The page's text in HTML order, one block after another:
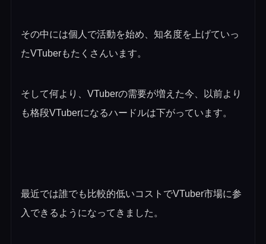
その中には個人で活動を始め、知名度を上げていっ
たVTuberもたくさんいます。
そして何より、VTuberの需要が増えた今、以前より
も格段VTuberになるハードルは下がっています。
最近では誰でも比較的低いコストでVTuber市場に参
入できるようになってきました。